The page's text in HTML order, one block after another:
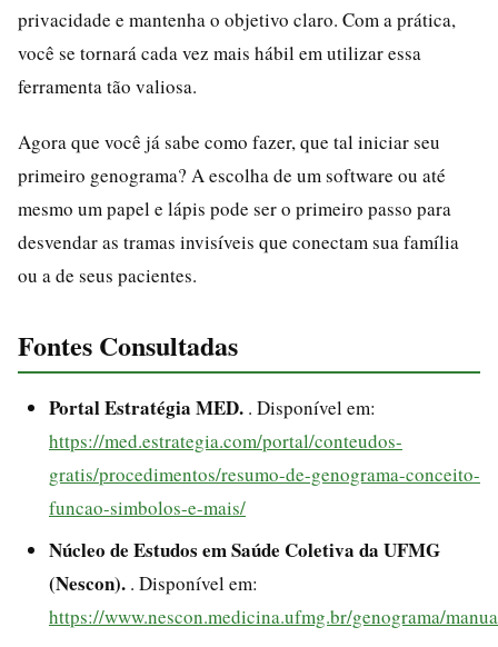
privacidade e mantenha o objetivo claro. Com a prática,
você se tornará cada vez mais hábil em utilizar essa
ferramenta tão valiosa.
Agora que você já sabe como fazer, que tal iniciar seu
primeiro genograma? A escolha de um software ou até
mesmo um papel e lápis pode ser o primeiro passo para
desvendar as tramas invisíveis que conectam sua família
ou a de seus pacientes.
Fontes Consultadas
Portal Estratégia MED. . Disponível em:
https://med.estrategia.com/portal/conteudos-
gratis/procedimentos/resumo-de-genograma-conceito-
funcao-simbolos-e-mais/
Núcleo de Estudos em Saúde Coletiva da UFMG
(Nescon). . Disponível em:
https://www.nescon.medicina.ufmg.br/genograma/